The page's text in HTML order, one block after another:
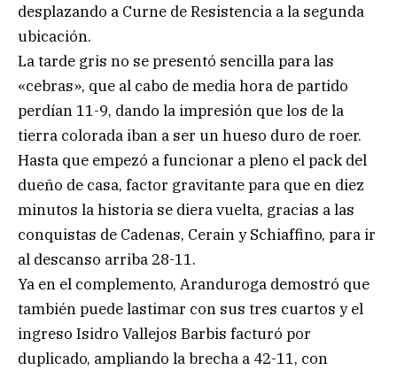
desplazando a Curne de Resistencia a la segunda
ubicación.
La tarde gris no se presentó sencilla para las
«cebras», que al cabo de media hora de partido
perdían 11-9, dando la impresión que los de la
tierra colorada iban a ser un hueso duro de roer.
Hasta que empezó a funcionar a pleno el pack del
dueño de casa, factor gravitante para que en diez
minutos la historia se diera vuelta, gracias a las
conquistas de Cadenas, Cerain y Schiaffino, para ir
al descanso arriba 28-11.
Ya en el complemento, Aranduroga demostró que
también puede lastimar con sus tres cuartos y el
ingreso Isidro Vallejos Barbis facturó por
duplicado, ampliando la brecha a 42-11, con